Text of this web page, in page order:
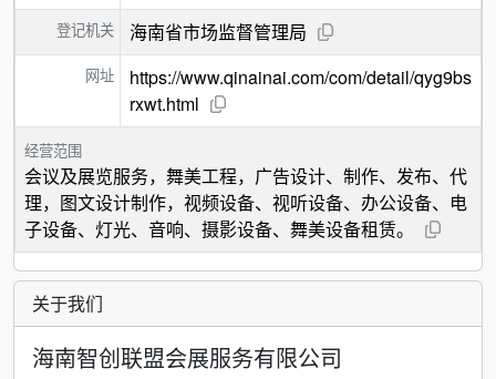
登记机关 海南省市场监督管理局
网址
https://www.qinainai.com/com/detail/qyg9bs
rxwt.html
经营范围
会议及展览服务，舞美工程，广告设计、制作、发布、代
理，图文设计制作，视频设备、视听设备、办公设备、电
子设备、灯光、音响、摄影设备、舞美设备租赁。
关于我们
海南智创联盟会展服务有限公司